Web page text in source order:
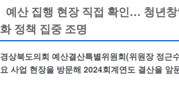
예산 집행 현장 직접 확인… 청년창
화 정책 집중 조명
경상북도의회 예산결산특별위원회(위원장 정
요 사업 현장을 방문해 2024회계연도 결산을 앞